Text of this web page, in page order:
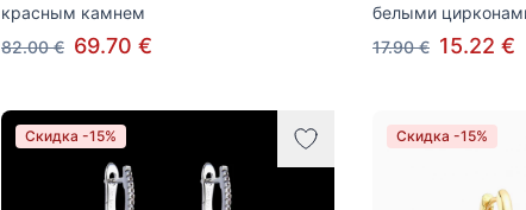
красным камнем
82.00 € 69.70 €
белыми
17.90 € 15.22 €
Скидка -15% Скидка -15%